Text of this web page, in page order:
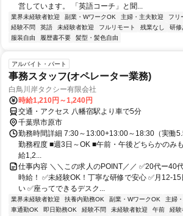
営しています。 「英語コーチ」と聞...
業界未経験者歓迎 副業・WワークOK 主婦・主夫歓迎 フリ
経験不問
英語 未経験者歓迎 フルリモート 残業なし 研修
服装自由
履歴書不要 髪型・髪色自由
アルバイト・パート
事務スタッフ(オペレーター業務)
白鳥川岸タクシー有限会社
時給1,210円～1,240円
交通・アクセス 八幡宿駅より車で5分
千葉県市原市
勤務時間詳細 7:30～13:00+13:00～18:30（実働
勤務程度 ■週3日～OK ■午前・午後どちらかのみ
給1,2...
仕事内容 ＼＼この求人のPOINT／／ ✅20代ー40
時給！ ✅未経験OK！丁寧な研修で安心 ✅月12-
い ✅座ってできるデスク...
業界未経験者歓迎 扶養内勤務OK 副業・WワークOK 主婦
車通勤OK
即日勤務OK 経験不問 未経験者歓迎 午前 経験